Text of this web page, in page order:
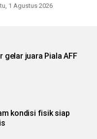
1 Agustus 2026
gelar juara Piala AFF
kondisi fisik siap